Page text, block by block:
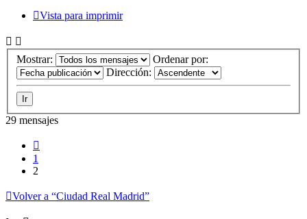
Vista para imprimir
Mostrar:
Ordenar por:
Dirección:
29 mensajes
1
2
Volver a “Ciudad Real Madrid”